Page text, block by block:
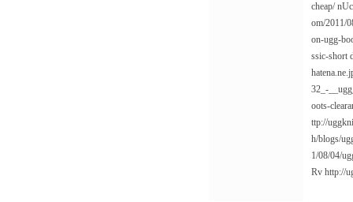
cheap/
om/2011/
on-ugg-
ssic-short
32_-
oots-
ttp://
h/blogs/
1/08/04/
Rv http://